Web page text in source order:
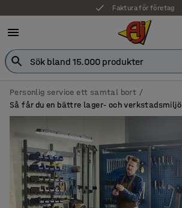
Faktura för företag
Personlig service ett samtal bort
Så får du en bättre lager- och verkstadsmiljö